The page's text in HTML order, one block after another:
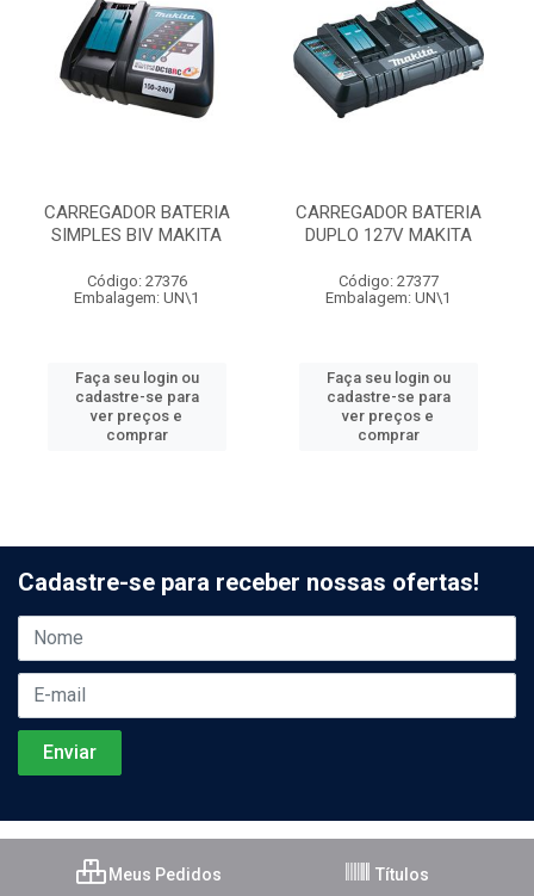
CARREGADOR BATERIA
SIMPLES BIV MAKITA
Código: 27376
Embalagem: UN\1
Faça seu login ou
cadastre-se para
ver preços e
comprar
CARREGADOR BATERIA
DUPLO 127V MAKITA
Código: 27377
Embalagem: UN\1
Faça seu login ou
cadastre-se para
ver preços e
comprar
Cadastre-se para receber nossas ofertas!
Meus Pedidos Títulos